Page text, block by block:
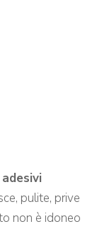
adesivi
pulite, prive
non è idoneo